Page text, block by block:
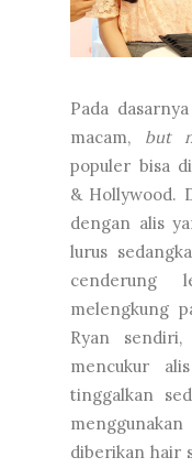
Pada
macam, but
populer bisa
& Hollywood.
dengan alis
lurus
cenderung
melengkung
Ryan
mencukur
tinggalkan
diberikan hair